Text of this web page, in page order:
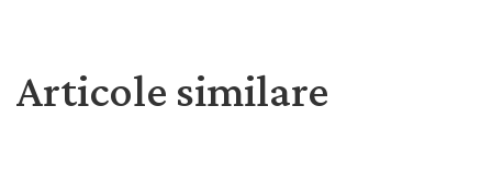
Articole similare